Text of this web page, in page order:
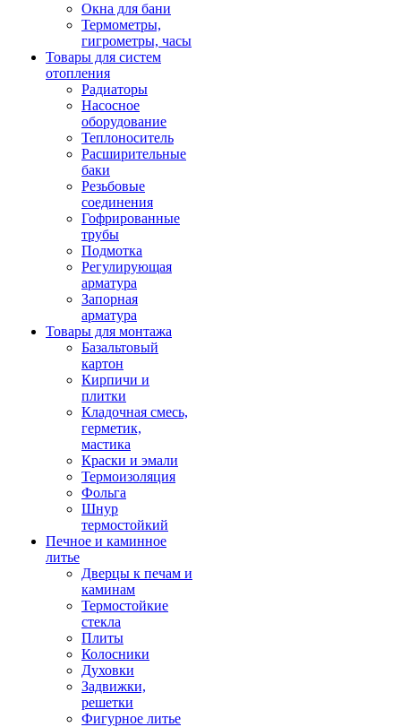
Окна для бани
Термометры,
гигрометры, часы
Товары для систем
отопления
Радиаторы
Насосное
оборудование
Теплоноситель
Расширительные
баки
Резьбовые
соединения
Гофрированные
трубы
Подмотка
Регулирующая
арматура
Запорная
арматура
Товары для монтажа
Базальтовый
картон
Кирпичи и
плитки
Кладочная смесь,
герметик,
мастика
Краски и эмали
Термоизоляция
Фольга
Шнур
термостойкий
Печное и каминное
литье
Дверцы к печам и
каминам
Термостойкие
стекла
Плиты
Колосники
Духовки
Задвижки,
решетки
Фигурное литье